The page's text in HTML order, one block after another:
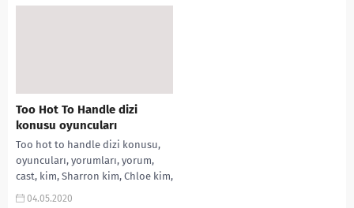
Too Hot To Handle dizi
konusu oyuncuları
Too hot to handle dizi konusu,
oyuncuları, yorumları, yorum,
cast, kim, Sharron kim, Chloe kim,
Madison kim, kim kimdir,
04.05.2020